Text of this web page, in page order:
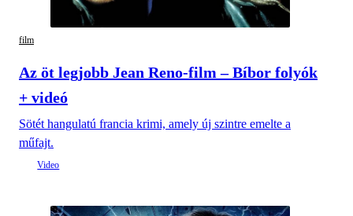
film
Az öt legjobb Jean Reno-film – Bíbor folyók
+ videó
Sötét hangulatú francia krimi, amely új szintre emelte a
műfajt.